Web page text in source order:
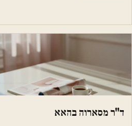
ד"ר מסארוה בהאא